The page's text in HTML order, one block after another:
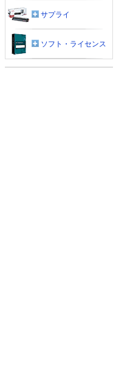
サプライ
ソフト・ライセンス